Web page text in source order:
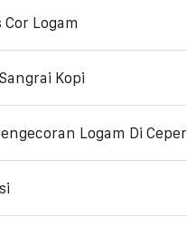
Cor Logam
Kopi
Logam Di Ceper